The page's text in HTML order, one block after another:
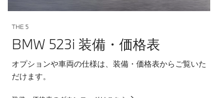
THE 5
BMW 523i 装備・価格表
オプションや車両の仕様は、装備・価格表からご覧いた
だけます。